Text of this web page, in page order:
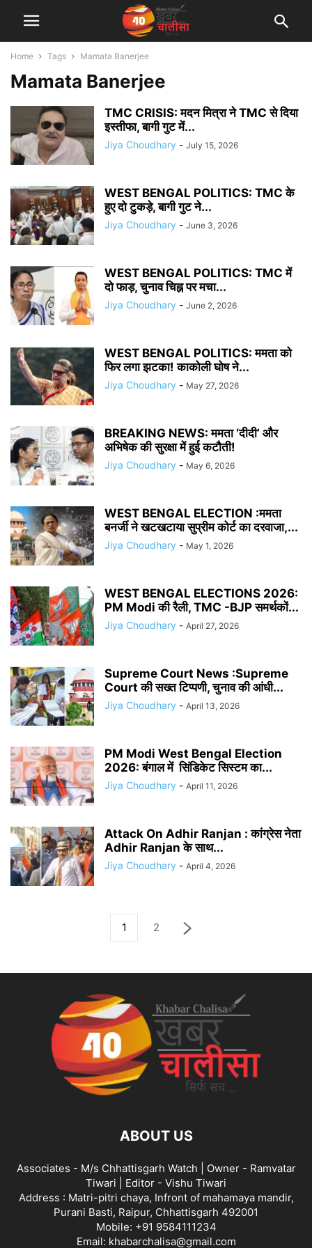
Home Tags Mamata Banerjee
Mamata Banerjee
TMC CRISIS: मदन मित्रा ने TMC से दिया
इस्तीफा, बागी गुट में...
Jiya Choudhary - July 15, 2026
WEST BENGAL POLITICS: TMC के
हुए दो टुकड़े, बागी गुट ने...
Jiya Choudhary - June 3, 2026
WEST BENGAL POLITICS: TMC में
दो फाड़, चुनाव चिह्न पर मचा...
Jiya Choudhary - June 2, 2026
WEST BENGAL POLITICS: ममता को
फ‍िर लगा झटका! काकोली घोष ने...
Jiya Choudhary - May 27, 2026
BREAKING NEWS: ममता ‘दीदी’ और
अभिषेक की सुरक्षा में हुई कटौती!
Jiya Choudhary - May 6, 2026
WEST BENGAL ELECTION :ममता
बनर्जी ने खटखटाया सुप्रीम कोर्ट का दरवाजा,...
Jiya Choudhary - May 1, 2026
WEST BENGAL ELECTIONS 2026:
PM Modi की रैली, TMC -BJP समर्थकों...
Jiya Choudhary - April 27, 2026
Supreme Court News :Supreme
Court की सख्‍त टिप्‍पणी, चुनाव की आंधी...
Jiya Choudhary - April 13, 2026
PM Modi West Bengal Election
2026: बंगाल में सिंडिकेट सिस्टम का...
Jiya Choudhary - April 11, 2026
Attack On Adhir Ranjan : कांग्रेस नेता
Adhir Ranjan के साथ...
Jiya Choudhary - April 4, 2026
1 2
ABOUT US
Associates - M/s Chhattisgarh Watch | Owner - Ramvatar
Tiwari | Editor - Vishu Tiwari
Address : Matri-pitri chaya, Infront of mahamaya mandir,
Purani Basti, Raipur, Chhattisgarh 492001
Mobile: +91 9584111234
Email: khabarchalisa@gmail.com